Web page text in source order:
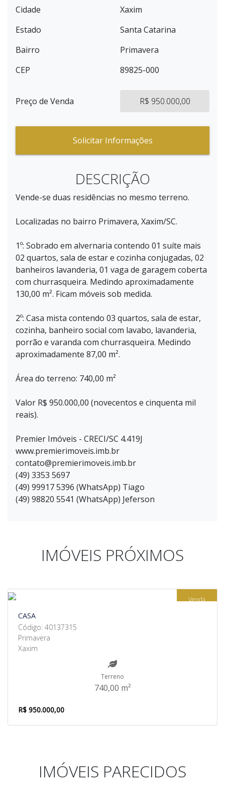
Cidade
Xaxim
Estado
Santa Catarina
Bairro
Primavera
CEP
89825-000
Preço de Venda R$ 950.000,00
Solicitar Informações
DESCRIÇÃO
Vende-se duas residências no mesmo terreno.
Localizadas no bairro Primavera, Xaxim/SC.
1º: Sobrado em alvernaria contendo 01 suíte mais
02 quartos, sala de estar e cozinha conjugadas, 02
banheiros lavanderia, 01 vaga de garagem coberta
com churrasqueira. Medindo aproximadamente
130,00 m². Ficam móveis sob medida.
2º: Casa mista contendo 03 quartos, sala de estar,
cozinha, banheiro social com lavabo, lavanderia,
porrão e varanda com churrasqueira. Medindo
aproximadamente 87,00 m².
Área do terreno: 740,00 m²
Valor R$ 950.000,00 (novecentos e cinquenta mil
reais).
Premier Imóveis - CRECI/SC 4.419J
www.premierimoveis.imb.br
contato@premierimoveis.imb.br
(49) 3353 5697
(49) 99917 5396 (WhatsApp) Tiago
(49) 98820 5541 (WhatsApp) Jeferson
IMÓVEIS PRÓXIMOS
Venda
CASA
Código: 40137315
Primavera
Xaxim
Terreno
740,00 m²
R$ 950.000,00
IMÓVEIS PARECIDOS